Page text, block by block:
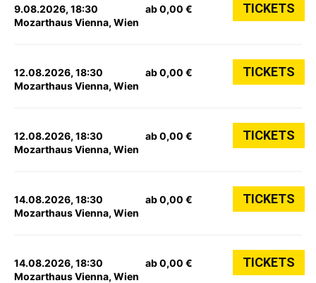
9.08.2026, 18:30
Mozarthaus Vienna, Wien
ab 0,00 € TICKETS
12.08.2026, 18:30
Mozarthaus Vienna, Wien
ab 0,00 € TICKETS
12.08.2026, 18:30
Mozarthaus Vienna, Wien
ab 0,00 € TICKETS
14.08.2026, 18:30
Mozarthaus Vienna, Wien
ab 0,00 € TICKETS
14.08.2026, 18:30
Mozarthaus Vienna, Wien
ab 0,00 € TICKETS